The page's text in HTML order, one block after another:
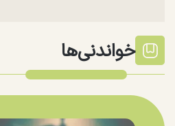
خواندنی‌ها